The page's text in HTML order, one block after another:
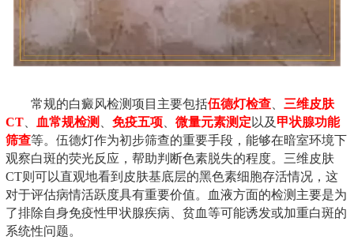
常规的白癜风检测项目主要包括伍德灯检查
三维皮肤
CT
血常规检测 免疫五项 微量元素测定 以及 甲状腺功能
筛查等。伍德灯作为初步筛查的重要手段，能够在暗室环境下
观察白斑的荧光反应，帮助判断色素脱失的程度。三维皮肤
CT则可以直观地看到皮肤基底层的黑色素细胞存活情况，这
对于评估病情活跃度具有重要价值。血液方面的检测主要是为
了排除自身免疫性甲状腺疾病、贫血等可能诱发或加重白斑的
系统性问题。